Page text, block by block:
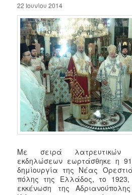
22 Ιουνίου 2014
Με σειρά λατρευτικών
εκδηλώσεων εωρτάσθηκε η
δημίουργία της Νέας
πόλης της Ελλάδος, το
εκκένωση της